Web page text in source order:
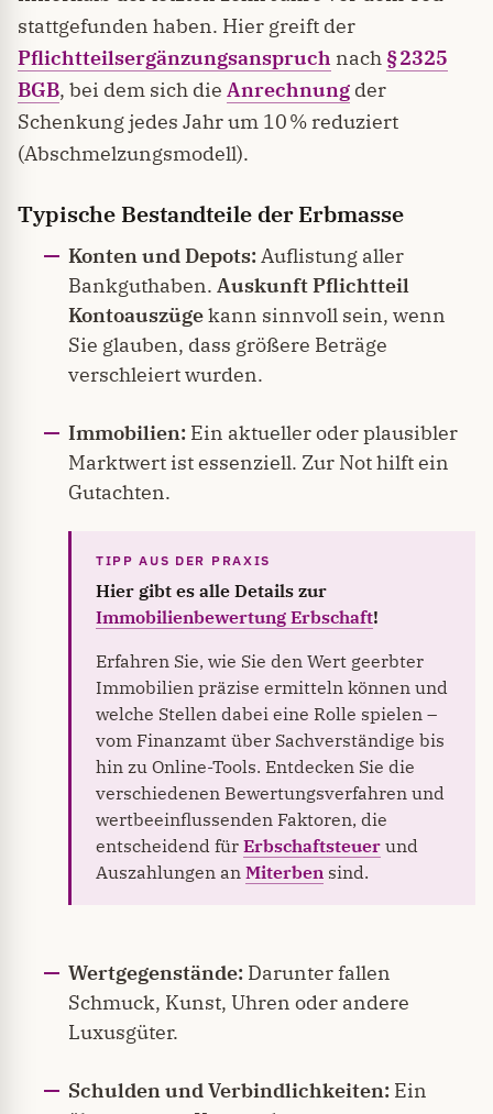
stattgefunden haben. Hier greift der
Pflichtteilsergänzungsanspruch nach § 2325
BGB, bei dem sich die Anrechnung der
Schenkung jedes Jahr um 10 % reduziert
(Abschmelzungsmodell).
Typische Bestandteile der Erbmasse
Konten und Depots:Auflistung aller
Bankguthaben. Auskunft Pflichtteil
Kontoauszügekann sinnvoll sein, wenn
Sie glauben, dass größere Beträge
verschleiert wurden.
Immobilien: Ein aktueller oder plausibler
Marktwert ist essenziell. Zur Not hilft ein
Gutachten.
Hier gibt es alle Details zur
Immobilienbewertung Erbschaft!
Erfahren Sie, wie Sie den Wert geerbter
Immobilien präzise ermitteln können und
welche Stellen dabei eine Rolle spielen –
vom Finanzamt über Sachverständige bis
hin zu Online-Tools. Entdecken Sie die
verschiedenen Bewertungsverfahren und
wertbeeinflussenden Faktoren, die
entscheidend für Erbschaftsteuer und
Auszahlungen an Miterben sind.
Wertgegenstände: Darunter fallen
Schmuck, Kunst, Uhren oder andere
Luxusgüter.
Schulden und Verbindlichkeiten: Ein